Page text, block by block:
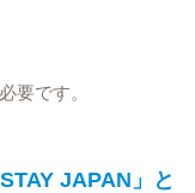
要です。
JAPAN」と